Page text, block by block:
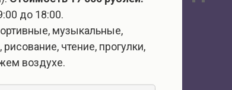
из них
до 18:00.
музыкальные,
чтение, прогулки,
воздухе.